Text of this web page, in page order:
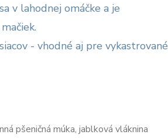
v lahodnej omáčke a je
- vhodné aj pre vykastrované
pšeničná múka, jablková vláknina